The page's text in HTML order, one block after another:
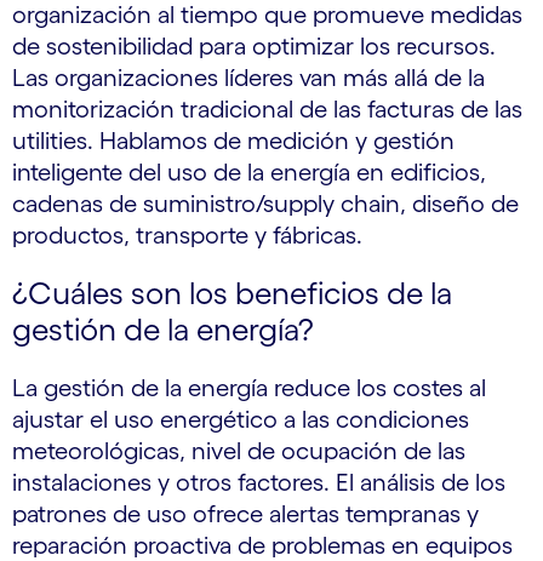
organización al tiempo que promueve medidas
de sostenibilidad para optimizar los recursos.
Las organizaciones líderes van más allá de la
monitorización tradicional de las facturas de las
utilities. Hablamos de medición y gestión
inteligente del uso de la energía en edificios,
cadenas de suministro/supply chain, diseño de
productos, transporte y fábricas.
¿Cuáles son los beneficios de la
gestión de la energía?
La gestión de la energía reduce los costes al
ajustar el uso energético a las condiciones
meteorológicas, nivel de ocupación de las
instalaciones y otros factores. El análisis de los
patrones de uso ofrece alertas tempranas y
reparación proactiva de problemas en equipos